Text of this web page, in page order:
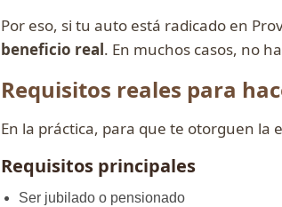
Por eso, si tu auto está radicado en
beneficio real. En muchos casos, no
Requisitos reales para
En la práctica, para que te otorguen la
Requisitos principales
Ser jubilado o pensionado